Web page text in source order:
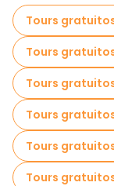
Visitas para
Passeios de
Passeios
Passeios
Tours
Tours
Tours
Tours
Tours
Tours